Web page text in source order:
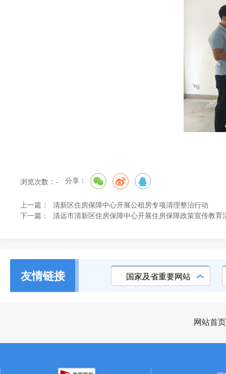
浏览次数： - 分享：
上一篇：
清新区住房保障中心开展公租房专项清理整治行动
下一篇：
清远市清新区住房保障中心开展住房保障政策宣传教育
友情链接 国家及省重要网站
网站首页